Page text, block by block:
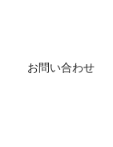
お問い合わせ